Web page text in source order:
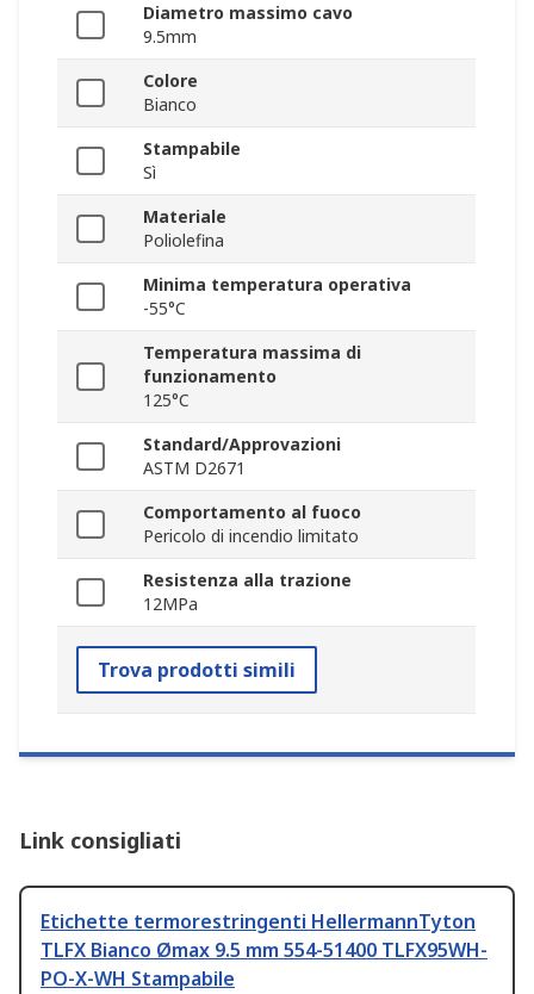
Diametro massimo cavo
9.5mm
Colore
Bianco
Stampabile
Sì
Materiale
Poliolefina
Minima temperatura operativa
-55°C
Temperatura massima di
funzionamento
125°C
Standard/Approvazioni
ASTM D2671
Comportamento al fuoco
Pericolo di incendio limitato
Resistenza alla trazione
12MPa
Trova prodotti simili
Link consigliati
Etichette termorestringenti HellermannTyton
TLFX Bianco Ømax 9.5 mm 554-51400 TLFX95WH-
PO-X-WH Stampabile